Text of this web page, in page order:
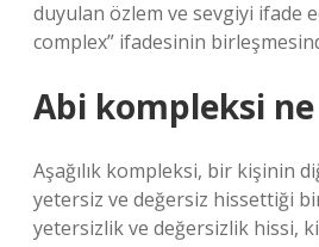
duyulan özlem ve sevgiyi ifade
complex” ifadesinin
Abi kompleksi
Aşağılık kompleksi, bir kişinin
yetersiz ve değersiz hissettiği
yetersizlik ve değersizlik hissi,